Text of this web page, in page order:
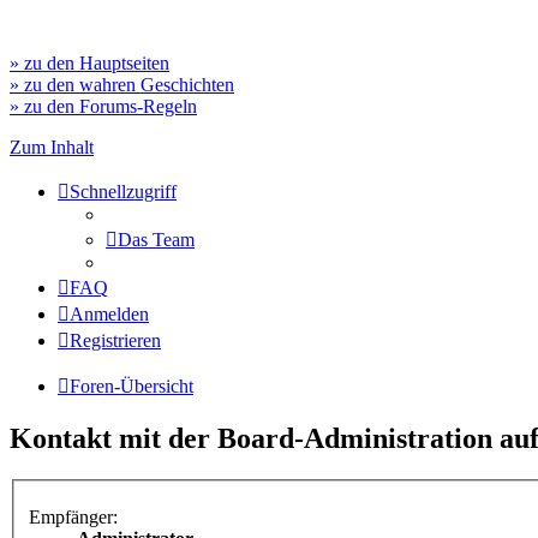
» zu den Hauptseiten
» zu den wahren Geschichten
» zu den Forums-Regeln
Zum Inhalt
Schnellzugriff
Das Team
FAQ
Anmelden
Registrieren
Foren-Übersicht
Kontakt mit der Board-Administration
Empfänger: